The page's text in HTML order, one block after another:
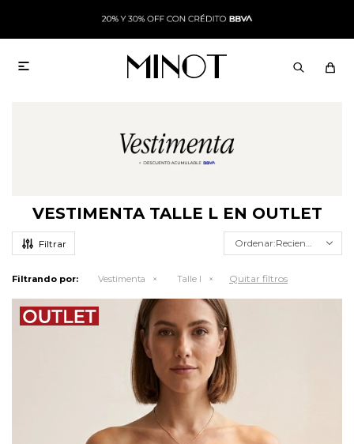

VESTIMENTA TALLE L EN OUTLET
Recientes
Filtrando por: Vestimenta Talle l Quitar filtros